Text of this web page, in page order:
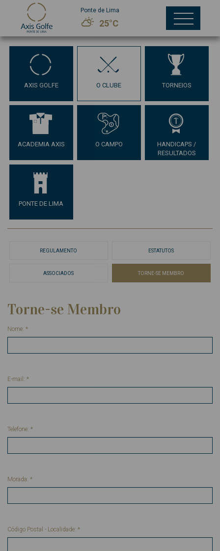
Ponte de Lima
25°C
AXIS GOLFE O CLUBE TORNEIOS
ACADEMIA AXIS O CAMPO
HANDICAPS /
RESULTADOS
PONTE DE LIMA
REGULAMENTO ESTATUTOS
ASSOCIADOS TORNE-SE MEMBRO
Torne-se Membro
Nome: *
E-mail: *
Telefone: *
Morada: *
Código Postal - Localidade: *